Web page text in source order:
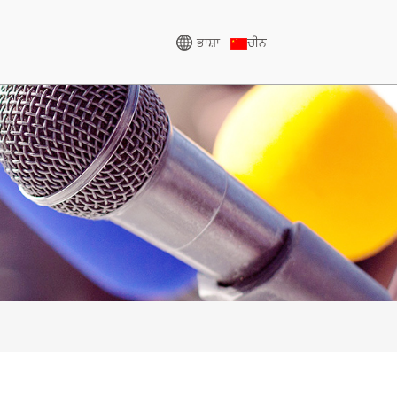
850 ਕੇਵੀਏ
ਕੇ.ਵੀ.ਏ.
ਸੀਯੂ ਸੀਰੀਜ਼ 825-3438 ਕੇਵੀਏ
ਪੀ ਸੀਰੀਜ਼ 825-1880 ਕੇਵੀਏ
ਐਮ ਸੀਰੀਜ਼ 1100-4000 ਕੇਵੀਏ
ਹਾਈ ਵੋਲਟੇਜ ਜਨਰੇਟਰ
ਭਾਸ਼ਾ ਚੀਨ